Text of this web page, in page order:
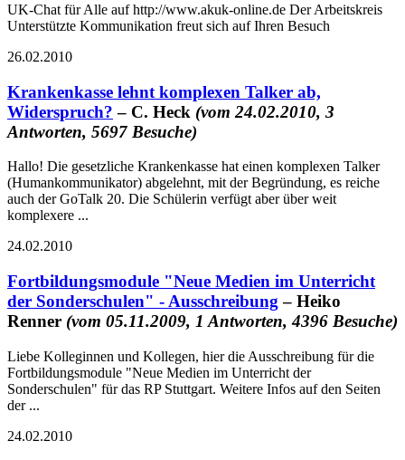
UK-Chat für Alle auf http://www.akuk-online.de Der Arbeitskreis
Unterstützte Kommunikation freut sich auf Ihren Besuch
26.02.2010
Krankenkasse lehnt komplexen Talker ab,
Widerspruch? – C. Heck (vom 24.02.2010, 3
Antworten, 5697 Besuche)
Hallo! Die gesetzliche Krankenkasse hat einen komplexen Talker
(Humankommunikator) abgelehnt, mit der Begründung, es reiche
auch der GoTalk 20. Die Schülerin verfügt aber über weit
komplexere ...
24.02.2010
Fortbildungsmodule "Neue Medien im Unterricht
der Sonderschulen" - Ausschreibung – Heiko
Renner (vom 05.11.2009, 1 Antworten, 4396 Besuche)
Liebe Kolleginnen und Kollegen, hier die Ausschreibung für die
Fortbildungsmodule "Neue Medien im Unterricht der
Sonderschulen" für das RP Stuttgart. Weitere Infos auf den Seiten
der ...
24.02.2010